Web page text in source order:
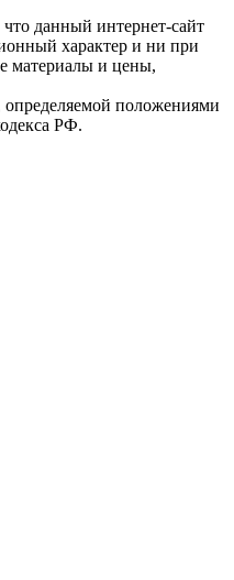
данный интернет-сайт
характер и ни при
материалы и цены,
положениями
РФ.